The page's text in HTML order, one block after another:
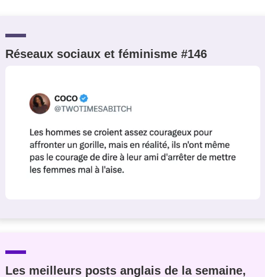
Réseaux sociaux et féminisme #146
Les meilleurs posts anglais de la semaine,